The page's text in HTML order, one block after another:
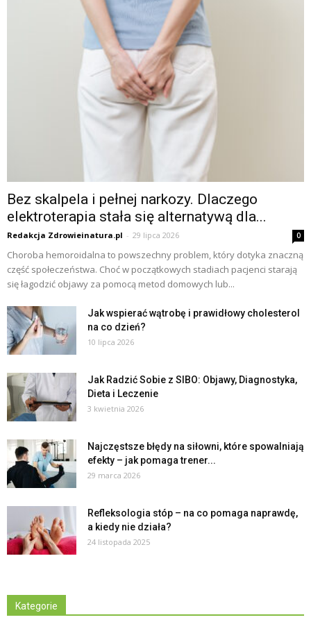
Bez skalpela i pełnej narkozy. Dlaczego
elektroterapia stała się alternatywą dla...
Redakcja Zdrowieinatura.pl - 29 lipca 2026 0
Choroba hemoroidalna to powszechny problem, który dotyka znaczną
część społeczeństwa. Choć w początkowych stadiach pacjenci starają
się łagodzić objawy za pomocą metod domowych lub...
Jak wspierać wątrobę i prawidłowy cholesterol
na co dzień?
10 lipca 2026
Jak Radzić Sobie z SIBO: Objawy, Diagnostyka,
Dieta i Leczenie
3 kwietnia 2026
Najczęstsze błędy na siłowni, które spowalniają
efekty – jak pomaga trener...
29 marca 2026
Refleksologia stóp – na co pomaga naprawdę,
a kiedy nie działa?
24 listopada 2025
Kategorie